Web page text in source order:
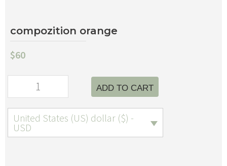
compozition orange
$60
ADD TO CART
United States (US) dollar ($) -
USD